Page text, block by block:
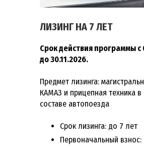
ЛИЗИНГ НА 7 ЛЕТ
Срок действия программы с
до 30.11.2026.
Предмет лизинга:
КАМАЗ и прицепная техника в
составе автопоезда
Срок лизинга: до 7 лет
Первоначальный взнос: